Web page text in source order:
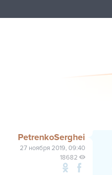
PetrenkoSerghei
27 ноября 2019, 09:40
18682